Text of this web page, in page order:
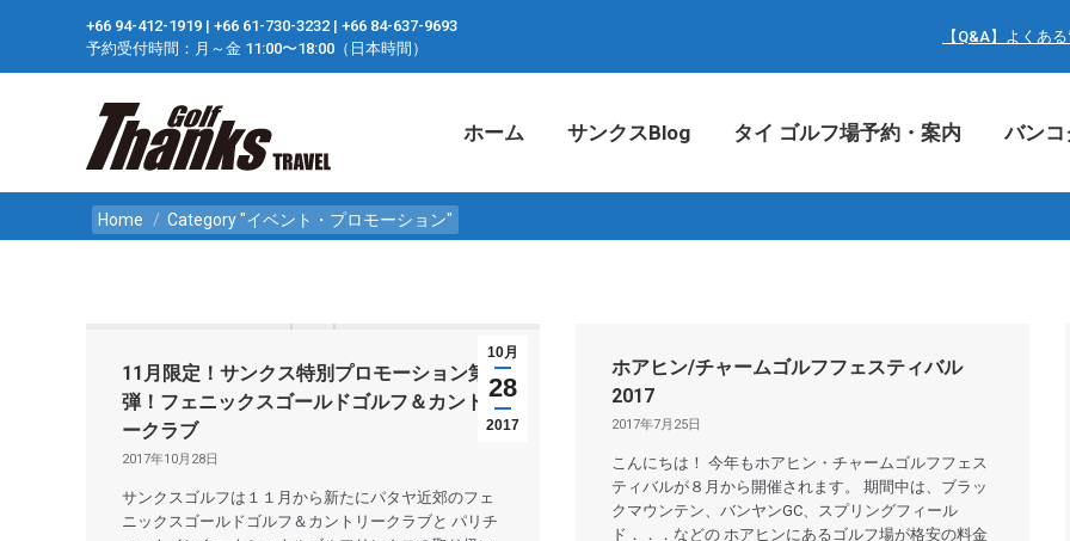
+66 94-412-1919 ​| +66 61-730-3232 ​| +66 84-637-9693
予約受付時間：月～金 11:00〜18:00（日本時間）
【Q&A】よくあ
ホーム サンクスBlog タイ ゴルフ場予約・案内 バン
You are here:
Home Category "イベント・プロモーション"
10月
28
2017
11月限定！サンクス特別プロモーション第1
弾！フェニックスゴールドゴルフ＆カントリ
ークラブ
2017年10月28日
サンクスゴルフは１１月から新たにパタヤ近郊のフェ
ニックスゴールドゴルフ＆カントリークラブと パリチ
ホアヒン/チャームゴルフフェスティバル
2017
2017年7月25日
こんにちは！ 今年もホアヒン・チャームゴルフフェス
ティバルが８月から開催されます。 期間中は、ブラッ
クマウンテン、バンヤンGC、スプリングフィール
ド．．．などの ホアヒンにあるゴルフ場が格安の料金
タイ ゴルフ場予約・案内 バン